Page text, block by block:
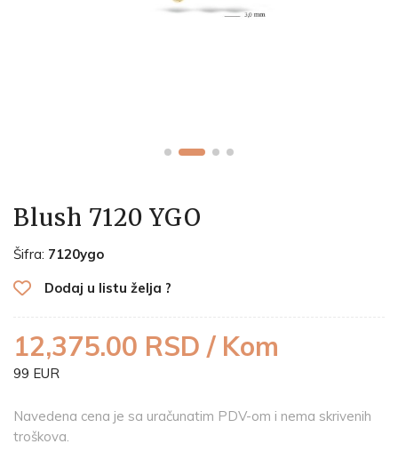
Blush 7120 YGO
Šifra: 7120ygo
Dodaj u listu želja ?
12,375.00 RSD / Kom
99 EUR
Navedena cena je sa uračunatim PDV-om i nema skrivenih
troškova.